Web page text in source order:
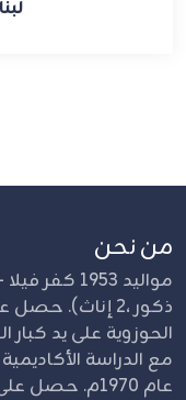
من نحن
ذكور ،2 إناث).
الحوزوية على يد كبار
مع الدراسة
عام 1970م.